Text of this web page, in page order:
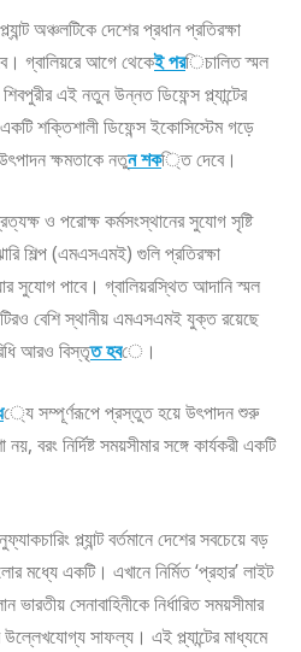
অঞ্চলটিকে দেশের প্রধান প্রতিরক্ষা
গ্বালিয়রে আগে থেকেই পরিচালিত স্মল
এই নতুন উন্নত ডিফেন্স প্ল্যান্টের
শক্তিশালী ডিফেন্স ইকোসিস্টেম গড়ে
ক্ষমতাকে নতুন শক্তি দেবে।
ও পরোক্ষ কর্মসংস্থানের সুযোগ সৃষ্টি
শিল্প (এমএসএমই) গুলি প্রতিরক্ষা
সুযোগ পাবে। গ্বালিয়রস্থিত আদানি স্মল
বেশি স্থানীয় এমএসএমই যুক্ত রয়েছে
আরও বিস্তৃত হবে।
্যে সম্পূর্ণরূপে প্রস্তুত হয়ে উৎপাদন শুরু
বরং নির্দিষ্ট সময়সীমার সঙ্গে কার্যকরী একটি
প্ল্যান্ট বর্তমানে দেশের সবচেয়ে বড়
মধ্যে একটি। এখানে নির্মিত ‘প্রহার’ লাইট
সেনাবাহিনীকে নির্ধারিত সময়সীমার
উল্লেখযোগ্য সাফল্য। এই প্ল্যান্টের মাধ্যমে